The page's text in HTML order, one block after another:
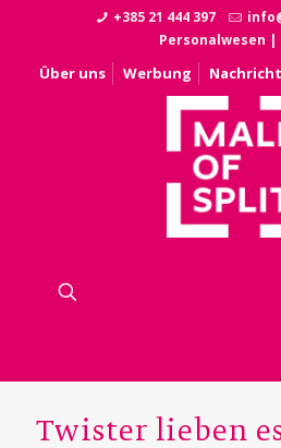
+385 21 444 397
Personalwesen |
Über uns Werbung
Twister lieben